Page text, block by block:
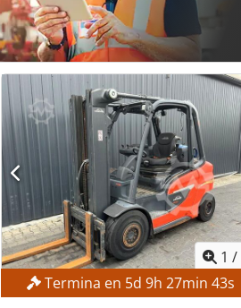
1 /
Termina en 5d9h27min42s